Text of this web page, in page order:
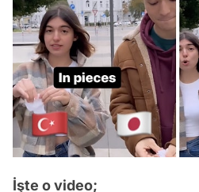
İşte o video;